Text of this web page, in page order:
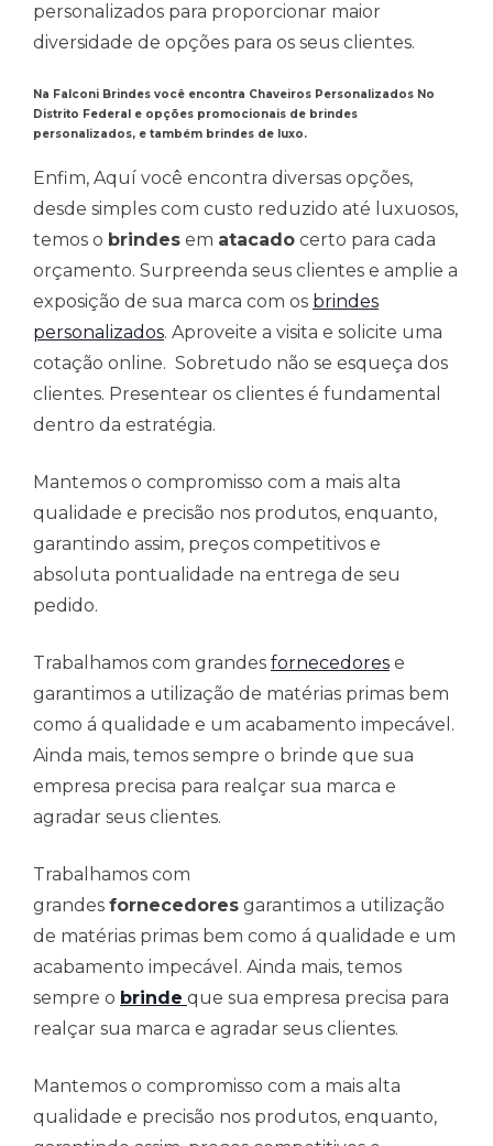
personalizados para proporcionar maior
diversidade de opções para os seus clientes.
Na Falconi Brindes você encontra Chaveiros Personalizados No
Distrito Federal e opções promocionais de brindes
personalizados, e também brindes de luxo.
Enfim, Aquí você encontra diversas opções,
desde simples com custo reduzido até luxuosos,
temos o brindes em atacado certo para cada
orçamento. Surpreenda seus clientes e amplie a
exposição de sua marca com os brindes
personalizados. Aproveite a visita e solicite uma
cotação online. Sobretudo não se esqueça dos
clientes. Presentear os clientes é fundamental
dentro da estratégia.
Mantemos o compromisso com a mais alta
qualidade e precisão nos produtos, enquanto,
garantindo assim, preços competitivos e
absoluta pontualidade na entrega de seu
pedido.
Trabalhamos com grandes fornecedores e
garantimos a utilização de matérias primas bem
como á qualidade e um acabamento impecável.
Ainda mais, temos sempre o brinde que sua
empresa precisa para realçar sua marca e
agradar seus clientes.
Trabalhamos com
grandes fornecedores garantimos a utilização
de matérias primas bem como á qualidade e um
acabamento impecável. Ainda mais, temos
sempre o brinde que sua empresa precisa para
realçar sua marca e agradar seus clientes.
Mantemos o compromisso com a mais alta
qualidade e precisão nos produtos, enquanto,